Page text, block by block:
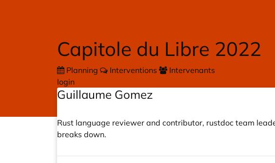
Capitole du Libre 2022
Planning Interventions
Intervenants
login
Guillaume Gomez
Rust language reviewer and contributor, rustdoc team
breaks down.